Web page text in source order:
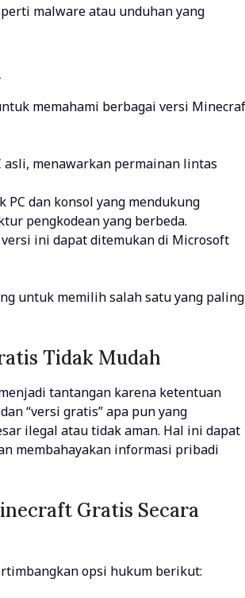
malware atau unduhan yang
memahami berbagai versi
asli, menawarkan permainan lintas
PC dan konsol yang mendukung
pengkodean yang berbeda.
versi ini dapat ditemukan di Microsoft
untuk memilih salah satu yang paling
Tidak Mudah
tantangan karena ketentuan
“versi gratis” apa pun yang
ilegal atau tidak aman. Hal ini dapat
membahayakan informasi pribadi
Gratis Secara
opsi hukum berikut: